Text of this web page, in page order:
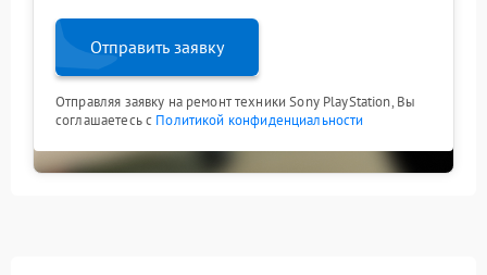
Отправить заявку
Отправляя заявку на ремонт техники Sony PlayStation, Вы
соглашаетесь с Политикой конфиденциальности